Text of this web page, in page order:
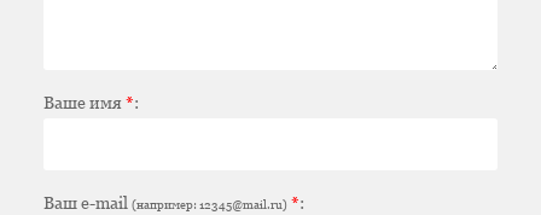
Ваше имя*:
Ваш e-mail (например: 12345@mail.ru) *: